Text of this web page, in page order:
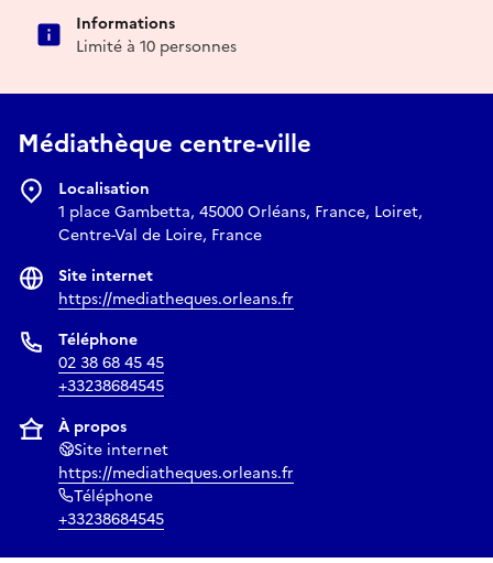
Informations
Limité à 10 personnes
Médiathèque centre-ville
Localisation
1 place Gambetta, 45000 Orléans, France, Loiret,
Centre-Val de Loire, France
Site internet
https://mediatheques.orleans.fr
Téléphone
02 38 68 45 45
+33238684545
À propos
Site internet
https://mediatheques.orleans.fr
Téléphone
+33238684545